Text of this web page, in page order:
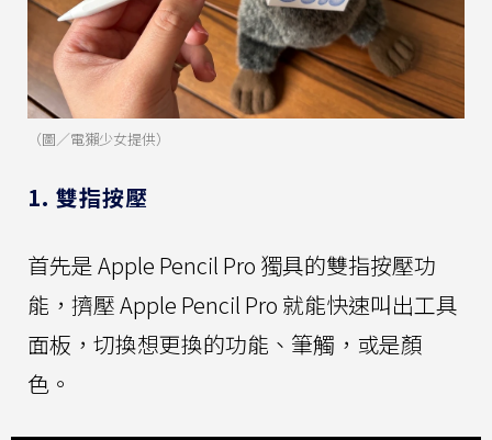
（圖／電獺少女提供）
1. 雙指按壓
首先是 Apple Pencil Pro 獨具的雙指按壓功
能，擠壓 Apple Pencil Pro 就能快速叫出工具
面板，切換想更換的功能、筆觸，或是顏
色。